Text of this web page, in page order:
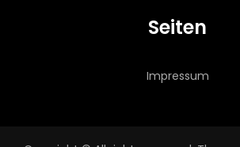
Seiten
Impressum